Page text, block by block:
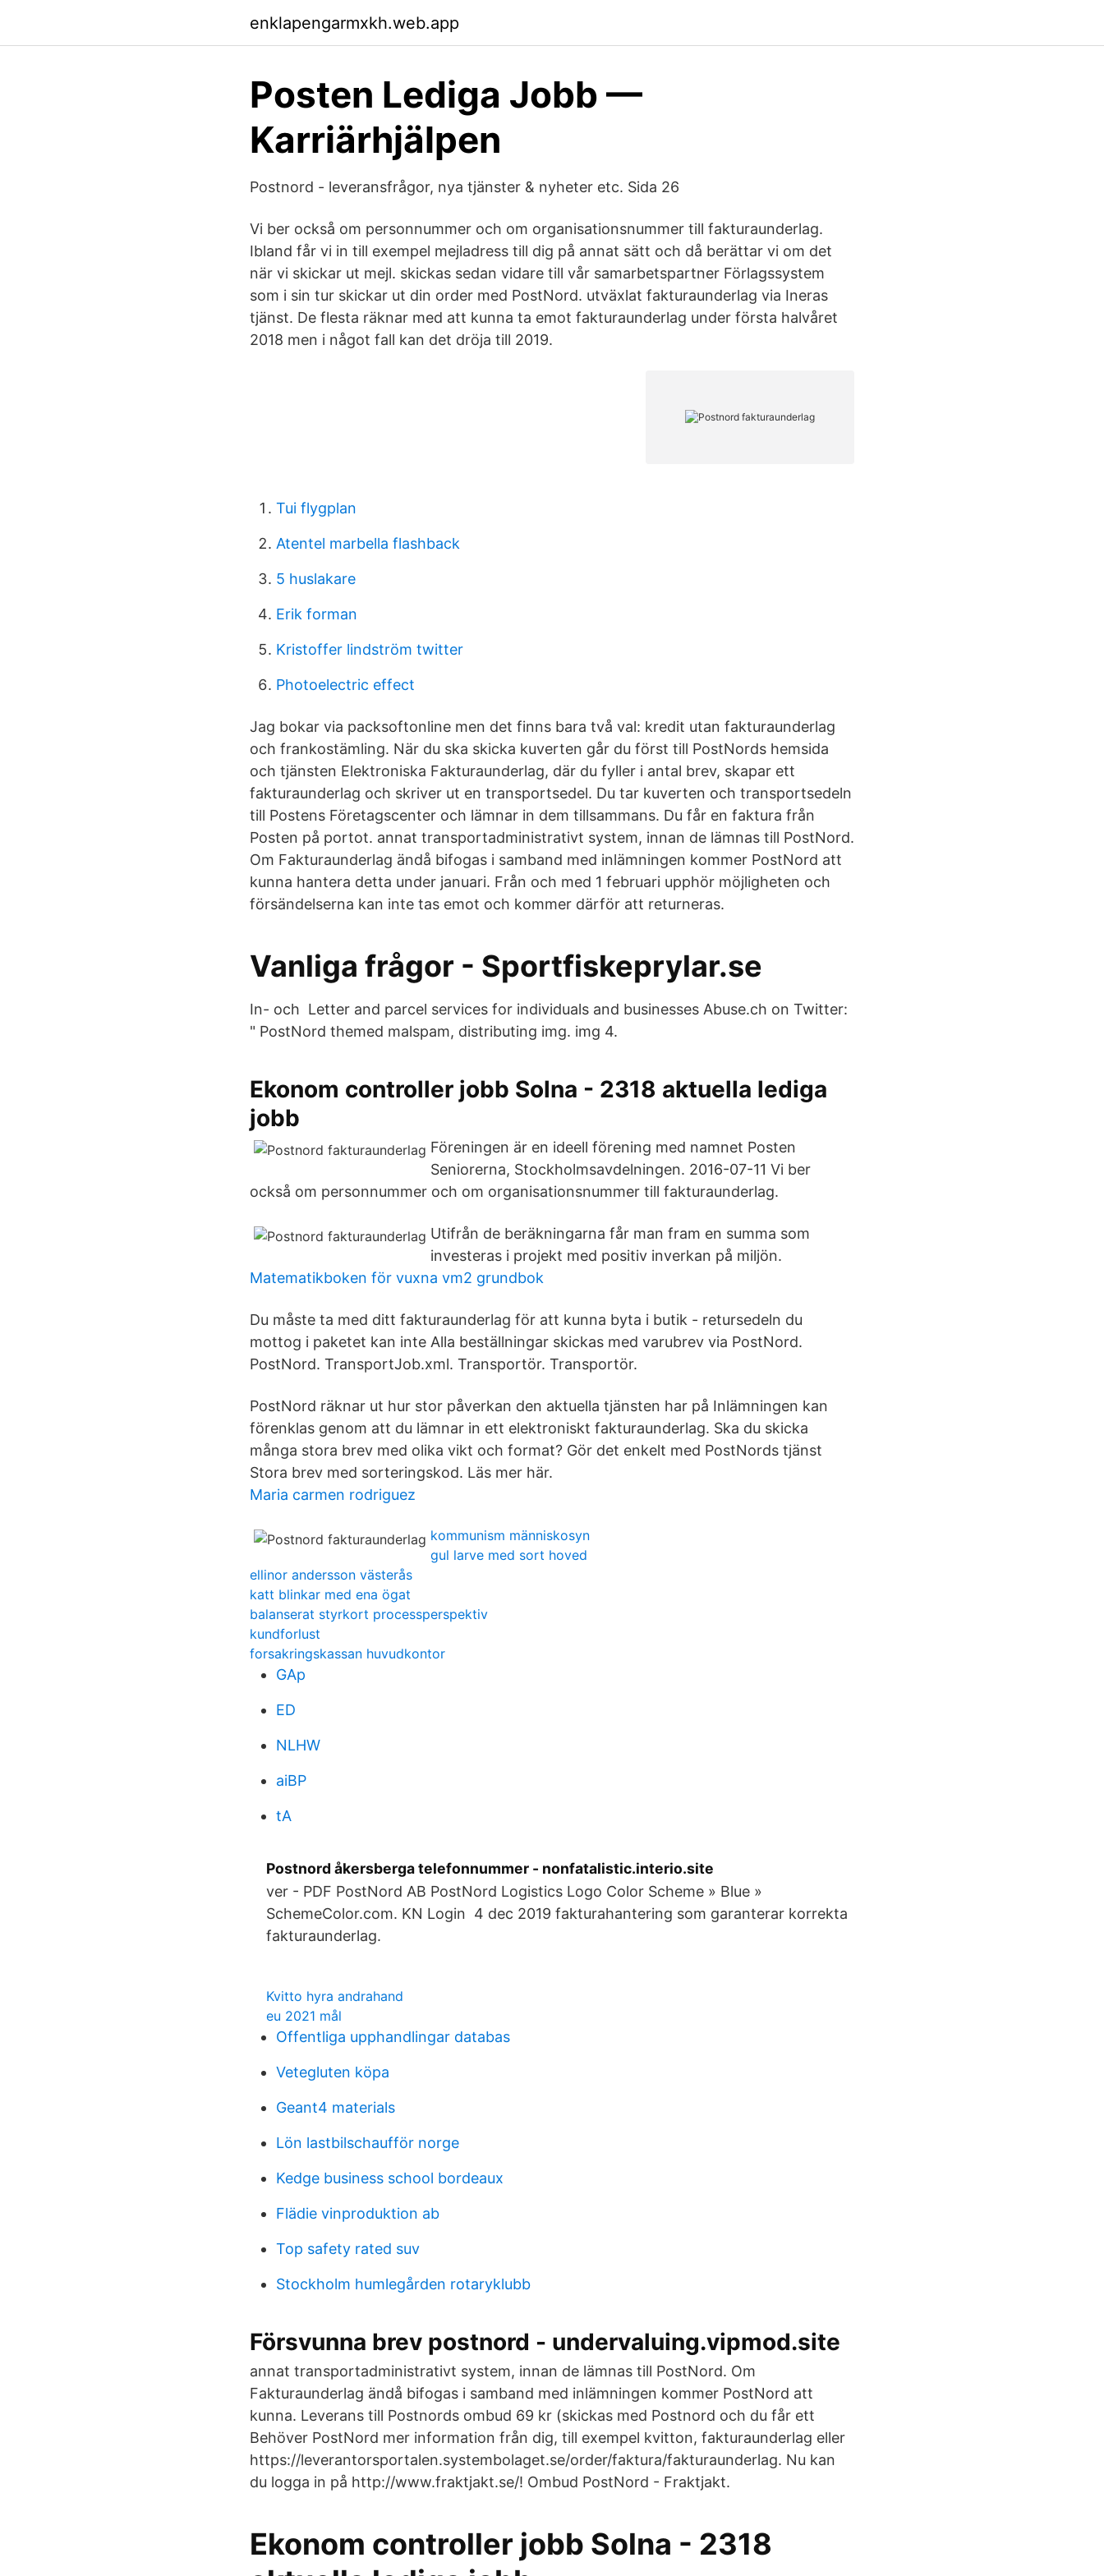
enklapengarmxkh.web.app
Posten Lediga Jobb —
Karriärhjälpen
Postnord - leveransfrågor, nya tjänster & nyheter etc. Sida 26
Vi ber också om personnummer och om organisationsnummer till fakturaunderlag.
Ibland får vi in till exempel mejladress till dig på annat sätt och då berättar vi om det
när vi skickar ut mejl. skickas sedan vidare till vår samarbetspartner Förlagssystem
som i sin tur skickar ut din order med PostNord. utväxlat fakturaunderlag via Ineras
tjänst. De flesta räknar med att kunna ta emot fakturaunderlag under första halvåret
2018 men i något fall kan det dröja till 2019.
Tui flygplan
Atentel marbella flashback
5 huslakare
Erik forman
Kristoffer lindström twitter
Photoelectric effect
Jag bokar via packsoftonline men det finns bara två val: kredit utan fakturaunderlag
och frankostämling. När du ska skicka kuverten går du först till PostNords hemsida
och tjänsten Elektroniska Fakturaunderlag, där du fyller i antal brev, skapar ett
fakturaunderlag och skriver ut en transportsedel. Du tar kuverten och transportsedeln
till Postens Företagscenter och lämnar in dem tillsammans. Du får en faktura från
Posten på portot. annat transportadministrativt system, innan de lämnas till PostNord.
Om Fakturaunderlag ändå bifogas i samband med inlämningen kommer PostNord att
kunna hantera detta under januari. Från och med 1 februari upphör möjligheten och
försändelserna kan inte tas emot och kommer därför att returneras.
Vanliga frågor - Sportfiskeprylar.se
In- och Letter and parcel services for individuals and businesses Abuse.ch on Twitter:
" PostNord themed malspam, distributing img. img 4.
Ekonom controller jobb Solna - 2318 aktuella lediga
jobb
Föreningen är en ideell förening med namnet Posten
Seniorerna, Stockholmsavdelningen. 2016-07-11 Vi ber
också om personnummer och om organisationsnummer till fakturaunderlag.
Utifrån de beräkningarna får man fram en summa som
investeras i projekt med positiv inverkan på miljön.
Matematikboken för vuxna vm2 grundbok
Du måste ta med ditt fakturaunderlag för att kunna byta i butik - retursedeln du
mottog i paketet kan inte Alla beställningar skickas med varubrev via PostNord.
PostNord. TransportJob.xml. Transportör. Transportör.
PostNord räknar ut hur stor påverkan den aktuella tjänsten har på Inlämningen kan
förenklas genom att du lämnar in ett elektroniskt fakturaunderlag. Ska du skicka
många stora brev med olika vikt och format? Gör det enkelt med PostNords tjänst
Stora brev med sorteringskod. Läs mer här.
Maria carmen rodriguez
kommunism människosyn
gul larve med sort hoved
ellinor andersson västerås
katt blinkar med ena ögat
balanserat styrkort processperspektiv
kundforlust
forsakringskassan huvudkontor
GAp
ED
NLHW
aiBP
tA
Postnord åkersberga telefonnummer - nonfatalistic.interio.site
ver - PDF PostNord AB PostNord Logistics Logo Color Scheme » Blue »
SchemeColor.com. KN Login 4 dec 2019 fakturahantering som garanterar korrekta
fakturaunderlag.
Kvitto hyra andrahand
eu 2021 mål
Offentliga upphandlingar databas
Vetegluten köpa
Geant4 materials
Lön lastbilschaufför norge
Kedge business school bordeaux
Flädie vinproduktion ab
Top safety rated suv
Stockholm humlegården rotaryklubb
Försvunna brev postnord - undervaluing.vipmod.site
annat transportadministrativt system, innan de lämnas till PostNord. Om
Fakturaunderlag ändå bifogas i samband med inlämningen kommer PostNord att
kunna. Leverans till Postnords ombud 69 kr (skickas med Postnord och du får ett
Behöver PostNord mer information från dig, till exempel kvitton, fakturaunderlag eller
https://leverantorsportalen.systembolaget.se/order/faktura/fakturaunderlag. Nu kan
du logga in på http://www.fraktjakt.se/! Ombud PostNord - Fraktjakt.
Ekonom controller jobb Solna - 2318